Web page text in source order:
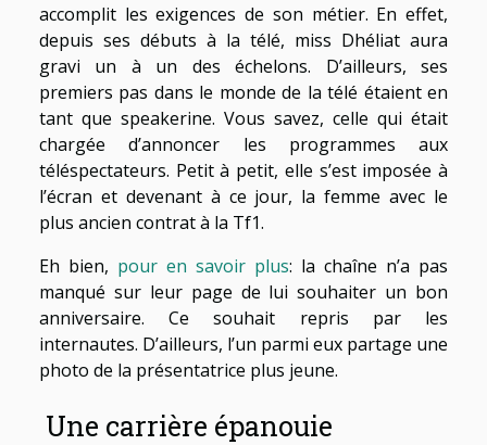
accomplit les exigences de son métier. En effet,
depuis ses débuts à la télé, miss Dhéliat aura
gravi un à un des échelons. D’ailleurs, ses
premiers pas dans le monde de la télé étaient en
tant que speakerine. Vous savez, celle qui était
chargée d’annoncer les programmes aux
téléspectateurs. Petit à petit, elle s’est imposée à
l’écran et devenant à ce jour, la femme avec le
plus ancien contrat à la Tf1.
Eh bien, pour en savoir plus: la chaîne n’a pas
manqué sur leur page de lui souhaiter un bon
anniversaire. Ce souhait repris par les
internautes. D’ailleurs, l’un parmi eux partage une
photo de la présentatrice plus jeune.
Une carrière épanouie